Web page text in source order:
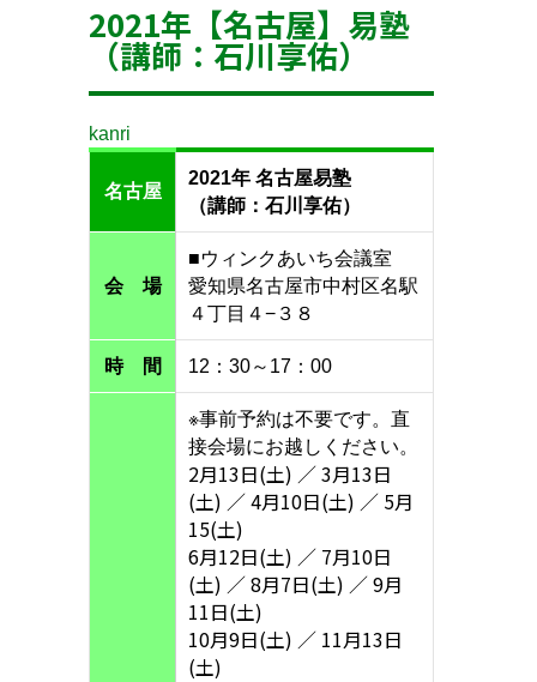
2021年【名古屋】易塾
（講師：石川享佑）
kanri
名古屋
2021年 名古屋易塾
（講師：石川享佑）
会 場
■ウィンクあいち会議室
愛知県名古屋市中村区名駅
４丁目４−３８
時 間 12：30～17：00
※事前予約は不要です。直
接会場にお越しください。
2月13日(土) ／ 3月13日
(土) ／ 4月10日(土) ／ 5月
15(土)
6月12日(土) ／ 7月10日
(土) ／ 8月7日(土) ／ 9月
11日(土)
10月9日(土) ／ 11月13日
(土)